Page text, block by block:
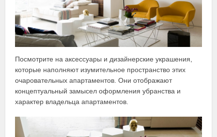
Посмотрите на аксессуары и дизайнерские украшения,
которые наполняют изумительное пространство этих
очаровательных апартаментов. Они отображают
концептуальный замысел оформления убранства и
характер владельца апартаментов.